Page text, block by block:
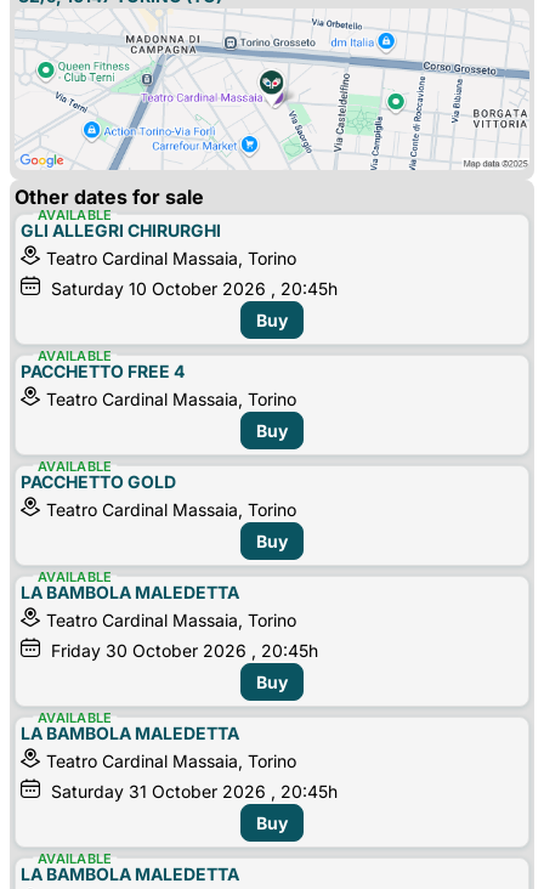
Other dates for sale
GLI ALLEGRI CHIRURGHI
Teatro Cardinal Massaia, Torino
Saturday 10 October 2026 , 20:45h
AVAILABLE
Buy
PACCHETTO FREE 4
Teatro Cardinal Massaia, Torino
AVAILABLE
Buy
PACCHETTO GOLD
Teatro Cardinal Massaia, Torino
AVAILABLE
Buy
LA BAMBOLA MALEDETTA
Teatro Cardinal Massaia, Torino
Friday 30 October 2026 , 20:45h
AVAILABLE
Buy
LA BAMBOLA MALEDETTA
Teatro Cardinal Massaia, Torino
Saturday 31 October 2026 , 20:45h
AVAILABLE
Buy
LA BAMBOLA MALEDETTA
AVAILABLE